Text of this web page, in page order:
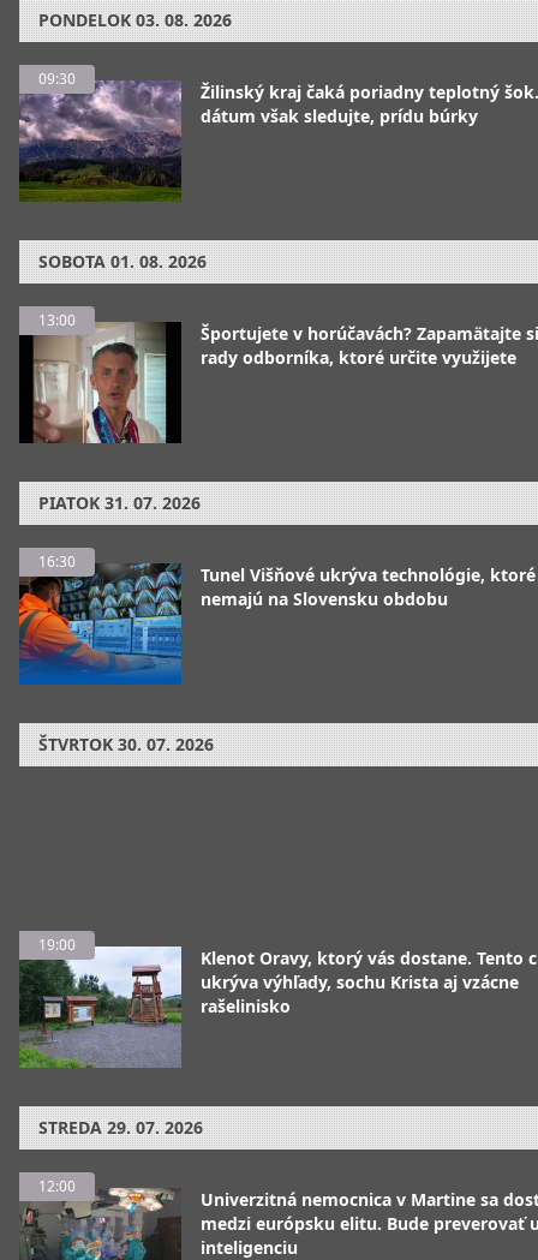
PONDELOK 03. 08. 2026
09:30
Žilinský kraj čaká poriadny teplotný
dátum však sledujte, prídu búrky
SOBOTA 01. 08. 2026
13:00
Športujete v horúčavách? Zapamätajte
rady odborníka, ktoré určite využijete
PIATOK 31. 07. 2026
16:30
Tunel Višňové ukrýva technológie, ktoré
nemajú na Slovensku obdobu
ŠTVRTOK 30. 07. 2026
19:00
Klenot Oravy, ktorý vás dostane. Tento
ukrýva výhľady, sochu Krista aj vzácne
rašelinisko
STREDA 29. 07. 2026
12:00
Univerzitná nemocnica v Martine sa
medzi európsku elitu. Bude preverovať
inteligenciu